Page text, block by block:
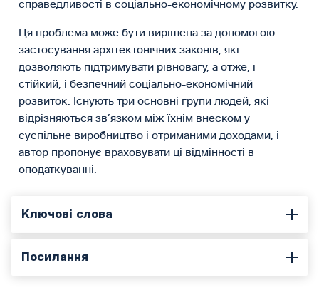
справедливості в соціально-економічному розвитку.
Ця проблема може бути вирішена за допомогою
застосування архітектонічних законів, які
дозволяють підтримувати рівновагу, а отже, і
стійкий, і безпечний соціально-економічний
розвиток. Існують три основні групи людей, які
відрізняються зв’язком між їхнім внеском у
суспільне виробництво і отриманими доходами, і
автор пропонує враховувати ці відмінності в
оподаткуванні.
Ключові слова
Посилання